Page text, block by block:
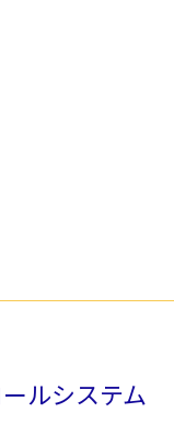
ルシステム